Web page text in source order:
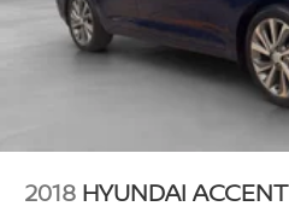
2018 HYUNDAI ACCENT